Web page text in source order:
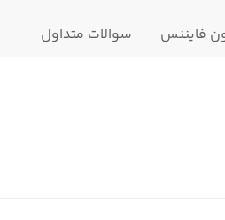
فایننس سوالات متداول